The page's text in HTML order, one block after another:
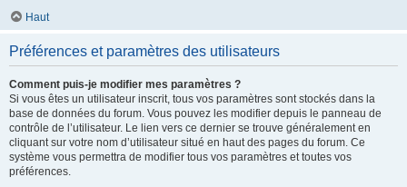
Haut
Préférences et paramètres des utilisateurs
Comment puis-je modifier mes paramètres ?
Si vous êtes un utilisateur inscrit, tous vos paramètres sont stockés dans la
base de données du forum. Vous pouvez les modifier depuis le panneau de
contrôle de l’utilisateur. Le lien vers ce dernier se trouve généralement en
cliquant sur votre nom d’utilisateur situé en haut des pages du forum. Ce
système vous permettra de modifier tous vos paramètres et toutes vos
préférences.